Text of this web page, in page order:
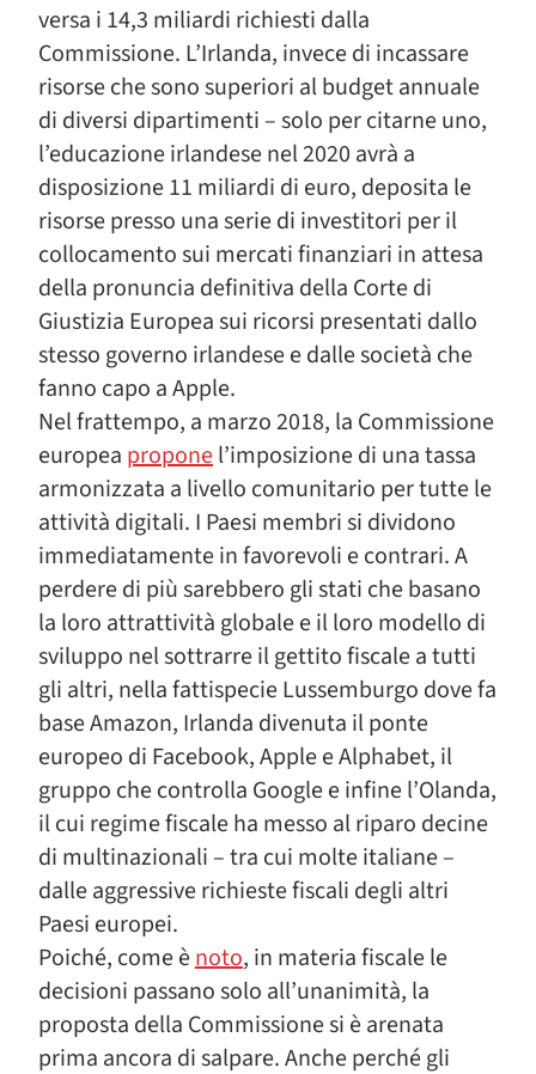
versa i 14,3 miliardi richiesti dalla
Commissione. L’Irlanda, invece di incassare
risorse che sono superiori al budget annuale
di diversi dipartimenti – solo per citarne uno,
l’educazione irlandese nel 2020 avrà a
disposizione 11 miliardi di euro, deposita le
risorse presso una serie di investitori per il
collocamento sui mercati finanziari in attesa
della pronuncia definitiva della Corte di
Giustizia Europea sui ricorsi presentati dallo
stesso governo irlandese e dalle società che
fanno capo a Apple.
Nel frattempo, a marzo 2018, la Commissione
europea proponel’imposizione di una tassa
armonizzata a livello comunitario per tutte le
attività digitali. I Paesi membri si dividono
immediatamente in favorevoli e contrari. A
perdere di più sarebbero gli stati che basano
la loro attrattività globale e il loro modello di
sviluppo nel sottrarre il gettito fiscale a tutti
gli altri, nella fattispecie Lussemburgo dove fa
base Amazon, Irlanda divenuta il ponte
europeo di Facebook, Apple e Alphabet, il
gruppo che controlla Google e infine l’Olanda,
il cui regime fiscale ha messo al riparo decine
di multinazionali – tra cui molte italiane –
dalle aggressive richieste fiscali degli altri
Paesi europei.
Poiché, come ènoto, in materia fiscale le
decisioni passano solo all’unanimità, la
proposta della Commissione si è arenata
prima ancora di salpare. Anche perché gli